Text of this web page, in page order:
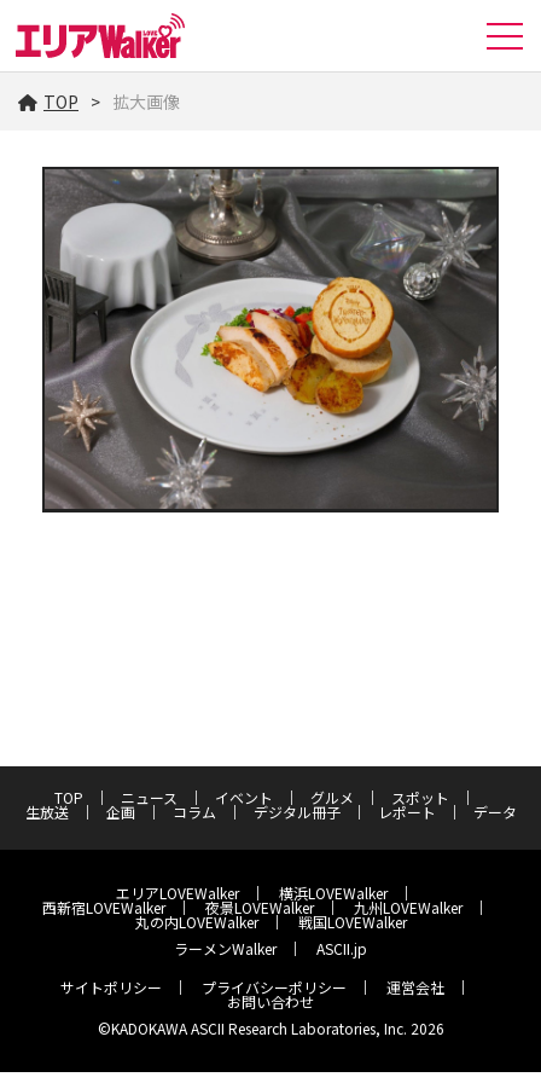
TOP 拡大画像
TOP ニュース イベント グルメ スポット
生放送 企画 コラム デジタル冊子 レポート データ
エリアLOVEWalker 横浜LOVEWalker
西新宿LOVEWalker 夜景LOVEWalker 九州LOVEWalker
丸の内LOVEWalker
戦国LOVEWalker
ラーメンWalker
ASCII.jp
サイトポリシー
プライバシーポリシー 運営会社
お問い合わせ
©KADOKAWA ASCII Research Laboratories, Inc. 2026